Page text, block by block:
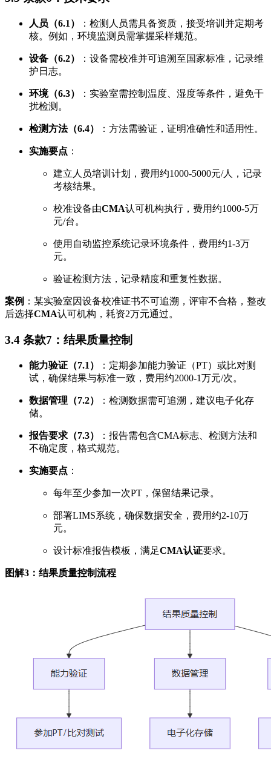
人员（6.1）
：检测人员需具备资质，接受培训并定期考
核。例如，环境监测员需掌握采样规范。
设备（6.2）
：设备需校准并可追溯至国家标准，记录维
护日志。
环境（6.3）
：实验室需控制温度、湿度等条件，避免干
扰检测。
检测方法（6.4） ：方法需验证，证明准确性和适用性。
实施要点 ：
建立人员培训计划，费用约1000-5000元/人，记录
考核结果。
校准设备由CMA认可机构执行，费用约1000-5万
元/台。
使用自动监控系统记录环境条件，费用约1-3万
元。
验证检测方法，记录精度和重复性数据。
案例 ：某实验室因设备校准证书不可追溯，评审不合格，整改
后选择CMA认可机构，耗资2万元通过。
3.4 条款7：结果质量控制
能力验证（7.1）
：定期参加能力验证（PT）或比对测
试，确保结果与标准一致，费用约2000-1万元/次。
数据管理（7.2）
：检测数据需可追溯，建议电子化存
储。
报告要求（7.3）
：报告需包含CMA标志、检测方法和
不确定度，格式规范。
实施要点 ：
每年至少参加一次PT，保留结果记录。
部署LIMS系统，确保数据安全，费用约2-10万
元。
设计标准报告模板，满足CMA认证要求。
图解3：结果质量控制流程